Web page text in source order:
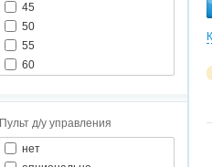
45
50
55
60
75
80
90
Пульт д/у управления
нет